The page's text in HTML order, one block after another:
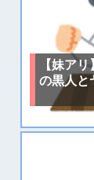
【妹ア
の黒人と